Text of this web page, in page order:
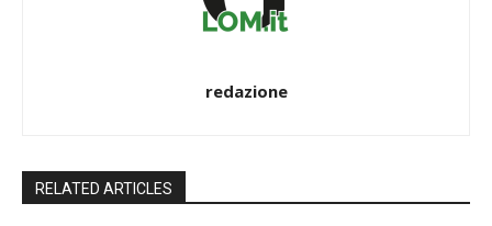
redazione
RELATED ARTICLES